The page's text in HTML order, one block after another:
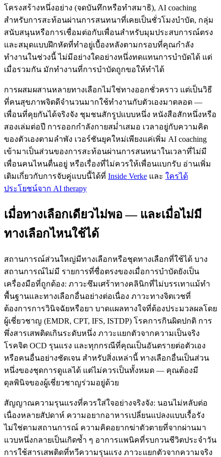
โครงสร้างหนึ่งอย่าง (จดบันทึกหรือทำสมาธิ), AI coaching
สำหรับการสะท้อนผ่านการสนทนาที่เคยเป็นชั่วโมงบำบัด, กลุ่ม
สนับสนุนหรือการเชื่อมต่อกับเพื่อนสำหรับมุมประสบการณ์ตรง
และสมุดแบบฝึกหัดที่ทำอยู่เบื้องหลังตามกรอบที่คุณกำลัง
ทำงานในช่วงนี้ ไม่มีอย่างใดอย่างหนึ่งทดแทนการบำบัดได้ แต่
เมื่อรวมกัน มักทำงานที่การบำบัดถูกขอให้ทำได้
การผสมผสานหลายทางเลือกไม่ใช่ทางออกชั่วคราว แต่เป็นวิธี
ที่คนสุขภาพจิตดีจำนวนมากใช้ทำงานกับตัวเองมาตลอด —
เพื่อนที่คุยกันได้จริงจัง ชุมชนสักรูปแบบหนึ่ง หนังสือสักหนึ่งหรือ
สองเล่มต่อปี การออกกำลังกายสม่ำเสมอ เวลาอยู่กับความคิด
ของตัวเองตามลำพัง เวอร์ชันยุคใหม่เพียงแค่เพิ่ม AI coaching
เข้ามาเป็นส่วนของการสะท้อนผ่านการสนทนาในเวลาที่ไม่มี
เพื่อนคนไหนตื่นอยู่ หรือเรื่องที่ไม่ควรให้เพื่อนแบกรับ อ่านเพิ่ม
เติมเกี่ยวกับการจับคู่แบบนี้ได้ที่ Inside Verke และ ใครได้
ประโยชน์จาก AI therapy
เมื่อทางเลือกเดียวไม่พอ — และเมื่อไม่มี
ทางเลือกไหนใช้ได้
สถานการณ์ส่วนใหญ่มีทางเลือกหรือชุดทางเลือกที่ใช้ได้ บาง
สถานการณ์ไม่มี รายการที่ซื่อตรงของเมื่อการบำบัดยังเป็น
เครื่องมือที่ถูกต้อง: ภาวะซึมเศร้าทางคลินิกที่ไม่บรรเทาแม้ทำ
พื้นฐานและทางเลือกอื่นอย่างต่อเนื่อง ภาวะทางจิตเวชที่
ต้องการการวินิจฉัยหรือยา บาดแผลทางใจที่ต้องประมวลผลโดย
ผู้เชี่ยวชาญ (EMDR, CPT, IFS, ISTDP) โรคการกินผิดปกติ การ
พึ่งสารเสพติดเกินระดับหนึ่ง ภาวะแยกตัวจากความเป็นจริง
โรคจิต OCD รุนแรง และทุกกรณีที่คุณเป็นอันตรายต่อตัวเอง
หรือคนอื่นอย่างชัดเจน สำหรับสิ่งเหล่านี้ ทางเลือกอื่นเป็นส่วน
หนึ่งของชุดการดูแลได้ แต่ไม่ควรเป็นทั้งหมด — คุณต้องมี
ดุลพินิจของผู้เชี่ยวชาญร่วมอยู่ด้วย
สัญญาณความรุนแรงที่ควรใส่ใจอย่างจริงจัง: นอนไม่หลับต่อ
เนื่องหลายสัปดาห์ ความอยากอาหารเปลี่ยนแปลงแบบเรื้อรัง
ไม่ใช่ตามสถานการณ์ ความคิดอยากฆ่าตัวตายที่จากผ่านมา
แวบหนึ่งกลายเป็นเกิดซ้ำ ๆ อาการแพนิคที่รบกวนชีวิตประจำวัน
การใช้สารเสพติดที่ทวีความรุนแรง ภาวะแยกตัวจากความจริง